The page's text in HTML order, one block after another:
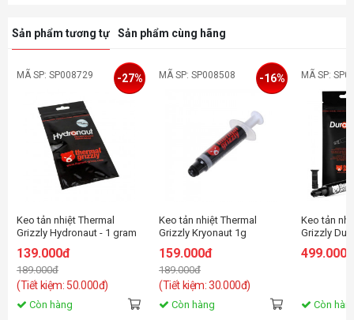
Sản phẩm tương tự Sản phẩm cùng hãng
MÃ SP: SP008729
Keo tản nhiệt Thermal
Grizzly Hydronaut - 1 gram
139.000đ
189.000đ
(Tiết kiệm: 50.000đ)
-27%
Còn hàng
MÃ SP: SP008508
Keo tản nhiệt Thermal
Grizzly Kryonaut 1g
159.000đ
189.000đ
(Tiết kiệm: 30.000đ)
-16%
Còn hàng
MÃ SP:
Keo tản
Grizzly
499.000đ
Còn